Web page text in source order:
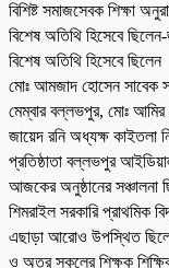
বিশিষ্ট সমাজসেবক শিক্ষা
বিশেষ অতিথি হিসেবে
বিশেষ অতিথি হিসেবে ছিলেন
মোঃ আমজাদ হোসেন সাবেক
মেম্বার বল্লভপুর, মোঃ আমির
জায়েদ রনি অধ্যক্ষ কাইতলা
প্রতিষ্ঠাতা বল্লভপুর
আজকের অনুষ্ঠানের
শিমরাইল সরকারি প্রাথমিক
এছাড়া আরোও উপস্থিত
ও অত্র স্কুলের শিক্ষক